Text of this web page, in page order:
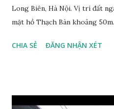
Long Biên, Hà Nội. Vị trí đất
mặt hồ Thạch Bàn khoảng
30m, phía trước mặt thoáng.
ngõ thông, đường trải nhựa, 2
CHIA SẺ ĐĂNG NHẬN XÉT